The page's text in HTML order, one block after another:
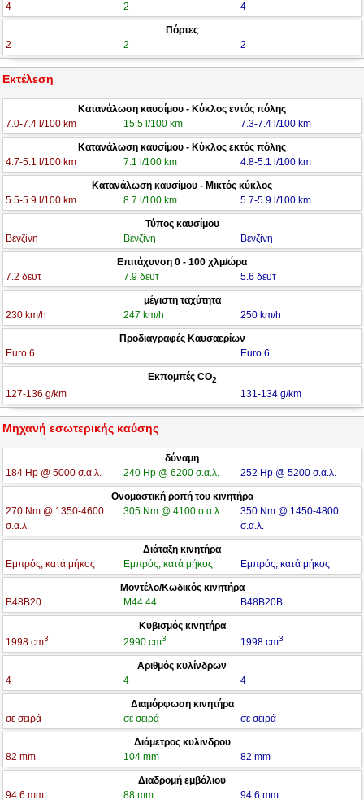
4
2 4
Πόρτες
2
2 2
Εκτέλεση
Κατανάλωση καυσίμου - Κύκλος εντός πόλης
7.0-7.4 l/100 km
15.5 l/100 km 7.3-7.4 l/100 km
Κατανάλωση καυσίμου - Κύκλος εκτός πόλης
4.7-5.1 l/100 km
7.1 l/100 km 4.8-5.1 l/100 km
Κατανάλωση καυσίμου - Μικτός κύκλος
5.5-5.9 l/100 km
8.7 l/100 km 5.7-5.9 l/100 km
Τύπος καυσίμου
Βενζίνη
Βενζίνη Βενζίνη
Επιτάχυνση 0 - 100 χλμ/ώρα
7.2 δευτ
7.9 δευτ 5.6 δευτ
μέγιστη ταχύτητα
230 km/h
247 km/h 250 km/h
Προδιαγραφές Καυσαερίων
Euro 6
Euro 6
Εκπομπές CO2
127-136 g/km 131-134 g/km
Μηχανή εσωτερικής καύσης
δύναμη
184 Hp @ 5000 σ.α.λ.
240 Hp @ 6200 σ.α.λ. 252 Hp @ 5200 σ.α.λ.
Ονομαστική ροπή του κινητήρα
270 Nm @ 1350-4600
σ.α.λ.
305 Nm @ 4100 σ.α.λ.
350 Nm @ 1450-4800
σ.α.λ.
Διάταξη κινητήρα
Εμπρός, κατά μήκος
Εμπρός, κατά μήκος Εμπρός, κατά μήκος
Μοντέλο/Κωδικός κινητήρα
B48B20
M44.44 B48B20B
Κυβισμός κινητήρα
1998 cm3 2990 cm3 1998 cm3
Αριθμός κυλίνδρων
4
4 4
Διαμόρφωση κινητήρα
σε σειρά
σε σειρά σε σειρά
Διάμετρος κυλίνδρου
82 mm
104 mm 82 mm
Διαδρομή εμβόλιου
94.6 mm
88 mm 94.6 mm